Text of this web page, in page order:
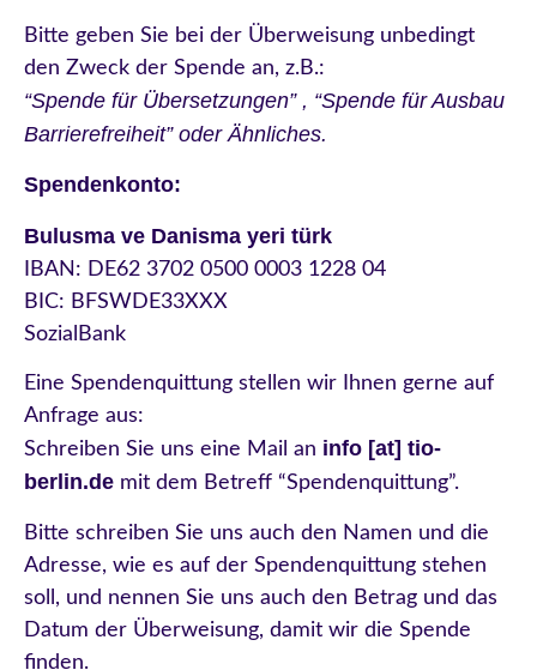
Bitte geben Sie bei der Überweisung unbedingt
den Zweck der Spende an, z.B.:
“Spende für Übersetzungen” , “Spende für Ausbau
Barrierefreiheit” oder Ähnliches.
Spendenkonto:
Bulusma ve Danisma yeri türk
IBAN: DE62 3702 0500 0003 1228 04
BIC: BFSWDE33XXX
SozialBank
Eine Spendenquittung stellen wir Ihnen gerne auf
Anfrage aus:
Schreiben Sie uns eine Mail an info [at] tio-
berlin.de mit dem Betreff “Spendenquittung”.
Bitte schreiben Sie uns auch den Namen und die
Adresse, wie es auf der Spendenquittung stehen
soll, und nennen Sie uns auch den Betrag und das
Datum der Überweisung, damit wir die Spende
finden.